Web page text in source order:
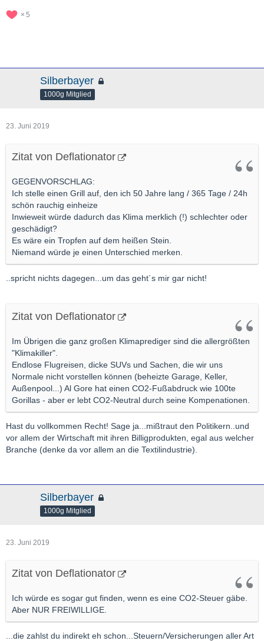
5
Silberbayer
1000g Mitglied
23. Juni 2019
Zitat von Deflationator
GEGENVORSCHLAG:
Ich stelle einen Grill auf, den ich 50 Jahre lang / 365 Tage / 24h
schön rauchig einheize
Inwieweit würde dadurch das Klima merklich (!) schlechter oder
geschädigt?
Es wäre ein Tropfen auf dem heißen Stein.
Niemand würde je einen Unterschied merken.
..spricht nichts dagegen...um das geht´s mir gar nicht!
Zitat von Deflationator
Im Übrigen die ganz großen Klimaprediger sind die allergrößten
"Klimakiller".
Endlose Flugreisen, dicke SUVs und Sachen, die wir uns
Normale nicht vorstellen können (beheizte Garage, Keller,
Außenpool...) Al Gore hat einen CO2-Fußabdruck wie 100te
Gorillas - aber er lebt CO2-Neutral durch seine Kompenationen.
Hast du vollkommen Recht! Sage ja...mißtraut den Politikern..und
vor allem der Wirtschaft mit ihren Billigprodukten, egal aus welcher
Branche (denke da vor allem an die Textilindustrie).
Silberbayer
1000g Mitglied
23. Juni 2019
Zitat von Deflationator
Ich würde es sogar gut finden, wenn es eine CO2-Steuer gäbe.
Aber NUR FREIWILLIGE.
...die zahlst du indirekt eh schon...Steuern/Versicherungen aller Art